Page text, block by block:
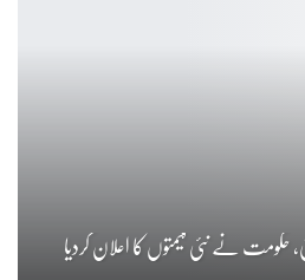
حکومت نے نئی قیمتوں کا اعلان کردیا